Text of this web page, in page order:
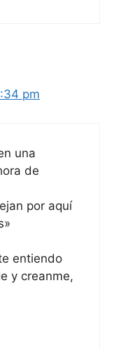
pm
una
de
por aquí
entiendo
y creanme,